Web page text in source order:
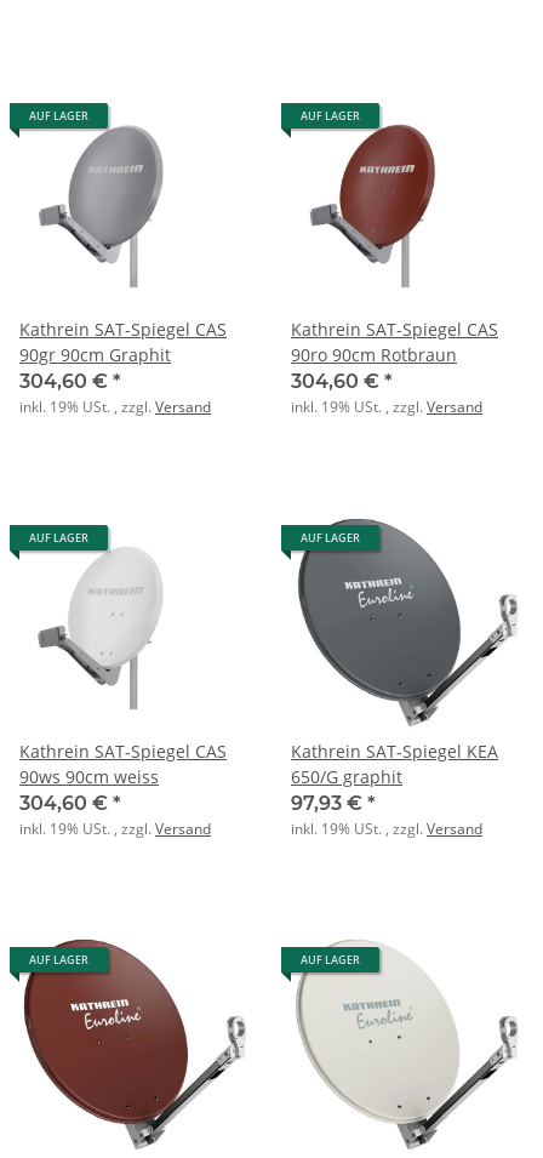
AUF LAGER
Kathrein SAT-Spiegel CAS
90gr 90cm Graphit
304,60 € *
inkl. 19% USt. , zzgl.Versand
AUF LAGER
Kathrein SAT-Spiegel CAS
90ro 90cm Rotbraun
304,60 € *
inkl. 19% USt. , zzgl.Versand
AUF LAGER
Kathrein SAT-Spiegel CAS
90ws 90cm weiss
304,60 € *
inkl. 19% USt. , zzgl.Versand
AUF LAGER
Kathrein SAT-Spiegel KEA
650/G graphit
97,93 € *
inkl. 19% USt. , zzgl.Versand
AUF LAGER AUF LAGER